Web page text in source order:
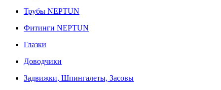
Трубы NEPTUN
Фитинги NEPTUN
Глазки
Доводчики
Задвижки, Шпингалеты, Засовы